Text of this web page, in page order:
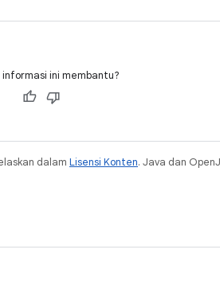
informasi ini membantu?
dalam Lisensi Konten. Java dan